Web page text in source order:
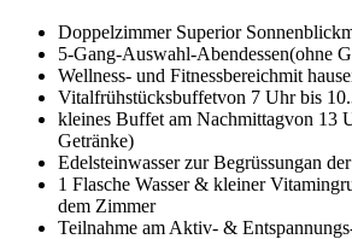
Doppelzimmer Superior Sonnenblick
5-Gang-Auswahl-Abendessen(ohne
Wellness- und Fitnessbereichmit
Vitalfrühstücksbuffetvon 7 Uhr bis
kleines Buffet am Nachmittagvon 13
Getränke)
Edelsteinwasser zur Begrüssungan
1 Flasche Wasser & kleiner
dem Zimmer
Teilnahme am Aktiv- &